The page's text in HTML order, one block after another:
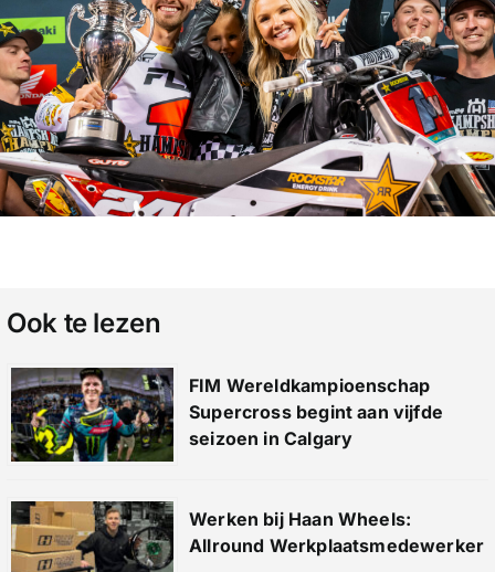
Ook te lezen
FIM Wereldkampioenschap
Supercross begint aan vijfde
seizoen in Calgary
Werken bij Haan Wheels:
Allround Werkplaatsmedewerker